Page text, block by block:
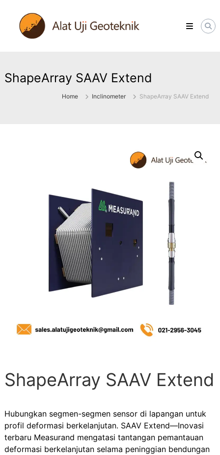
content
ALATUJIGEOTEKNIK.COM
DISTRIBUTOR
INSTRUMENT
ShapeArray SAAV Extend
Home Inclinometer ShapeArray SAAV Extend
ShapeArray SAAV Extend
Hubungkan segmen-segmen sensor di lapangan untuk
profil deformasi berkelanjutan. SAAV Extend—Inovasi
terbaru Measurand mengatasi tantangan pemantauan
deformasi berkelanjutan selama peninggian bendungan